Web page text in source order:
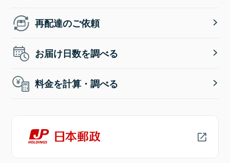
再配達のご依頼
お届け日数を調べる
料金を計算・調べる